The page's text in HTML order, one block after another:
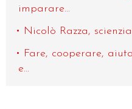
imparare...
Nicolò Razza,
Fare, cooperare,
e...